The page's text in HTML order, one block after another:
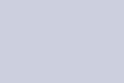
personnelles lorsque vous
des informations détaillées